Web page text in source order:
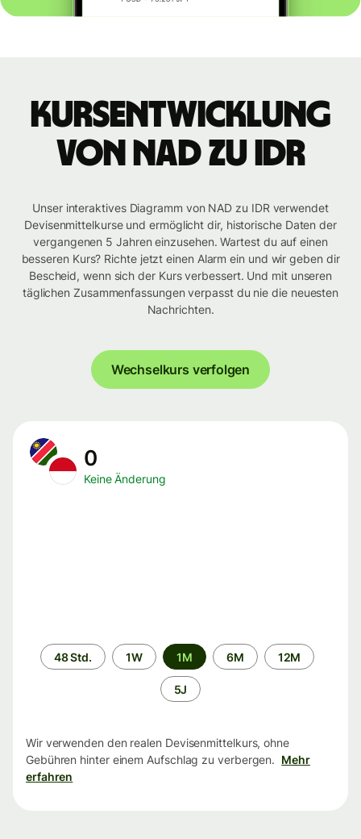
Kursentwicklung
von NAD zu IDR
Unser interaktives Diagramm von NAD zu IDR verwendet
Devisenmittelkurse und ermöglicht dir, historische Daten der
vergangenen 5 Jahren einzusehen. Wartest du auf einen
besseren Kurs? Richte jetzt einen Alarm ein und wir geben dir
Bescheid, wenn sich der Kurs verbessert. Und mit unseren
täglichen Zusammenfassungen verpasst du nie die neuesten
Nachrichten.
Wechselkurs verfolgen
0
Keine Änderung
Zeitraum
48 Std. 1W 1M 6M 12M
5J
Wir verwenden den realen Devisenmittelkurs, ohne
Gebühren hinter einem Aufschlag zu verbergen. Mehr
erfahren